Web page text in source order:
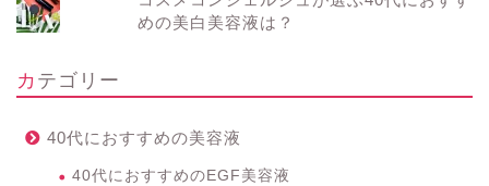
めの美白美容液は？
カテゴリー
40代におすすめの美容液
40代におすすめのEGF美容液